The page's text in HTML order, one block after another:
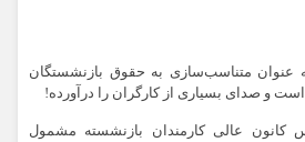
عنوان متناسب‌سازی به حقوق بازنشستگان
و صدای بسیاری از کارگران را درآورده!
کانون عالی کارمندان بازنشسته مشمول